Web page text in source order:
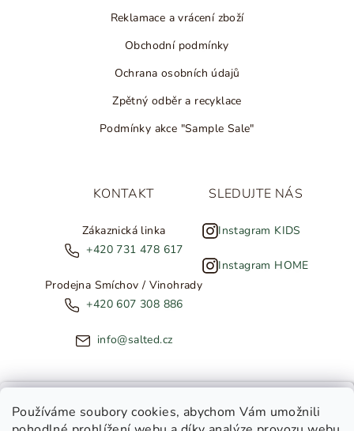
Používáme soubory cookies, abychom Vám umožnili
Reklamace a vrácení zboží
Obchodní podmínky
Ochrana osobních údajů
Zpětný odběr a recyklace
Podmínky akce "Sample Sale"
KONTAKT
Zákaznická linka
+420 731 478 617
Prodejna Smíchov / Vinohrady
+420 607 308 886
info@salted.cz
SLEDUJTE NÁS
Instagram KIDS
Instagram HOME
NOVINKY ZE SALTED